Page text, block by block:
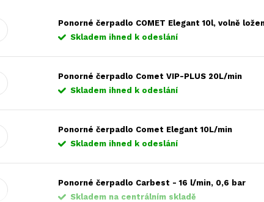
Ponorné čerpadlo COMET Elegant 10l, volně
Skladem ihned k odeslání
Ponorné čerpadlo Comet VIP-PLUS 20L/min
Skladem ihned k odeslání
Ponorné čerpadlo Comet Elegant 10L/min
Skladem ihned k odeslání
Ponorné čerpadlo Carbest - 16 l/min, 0,6 bar
Skladem na centrálním skladě